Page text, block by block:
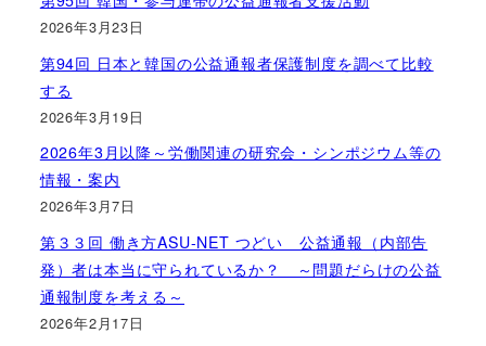
2026年3月23日
第94回 日本と韓国の公益通報者保護制度を調べて比較
する
2026年3月19日
2026年3月以降～労働関連の研究会・シンポジウム等の
情報・案内
2026年3月7日
第３３回 働き方ASU-NET つどい 公益通報（内部告
発）者は本当に守られているか？ ～問題だらけの公益
通報制度を考える～
2026年2月17日